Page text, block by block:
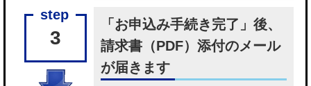
3
「お申込み手続き完了」後、
請求書（PDF）添付のメール
が届きます